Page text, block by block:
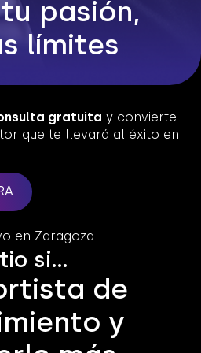
pasión,
límites
gratuita y convierte
que te llevará al éxito en
en Zaragoza
si…
de
y